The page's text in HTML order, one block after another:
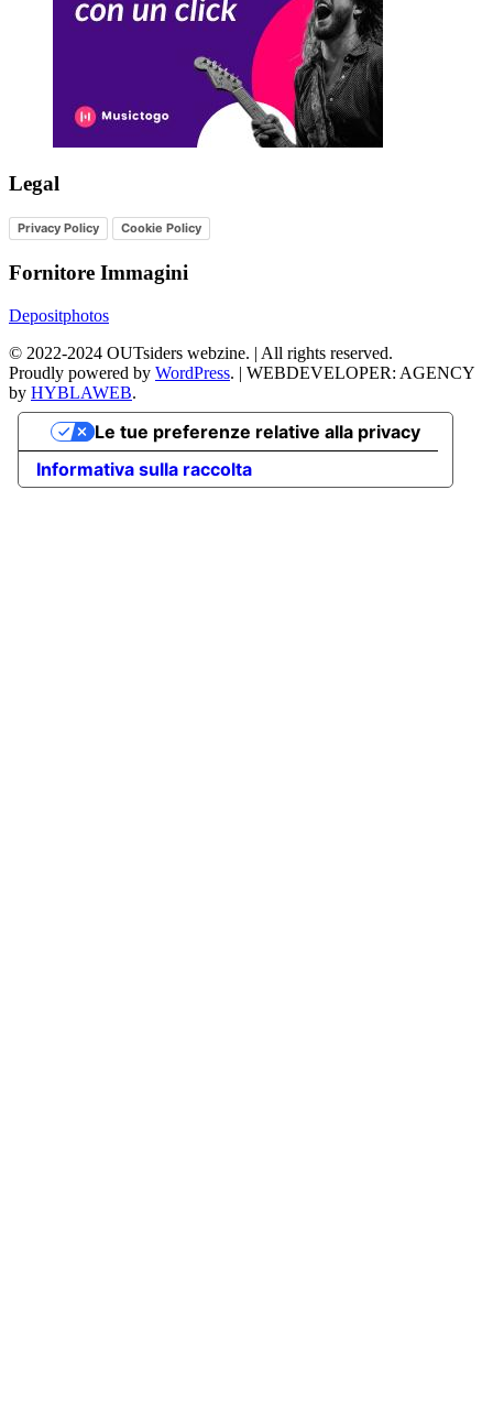
Legal
Privacy Policy Cookie Policy
Fornitore Immagini
Depositphotos
© 2022-2024 OUTsiders webzine. | All rights reserved.
Proudly powered by WordPress. | WEBDEVELOPER: AGENCY
by HYBLAWEB.
Informativa sulla raccolta
Le tue preferenze relative alla privacy